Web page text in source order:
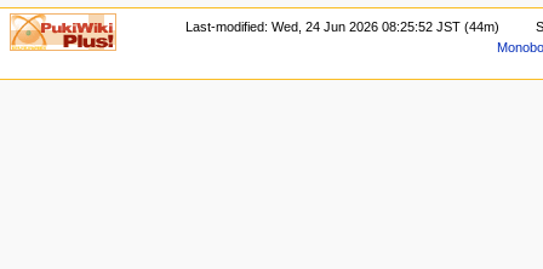
Last-modified: Wed, 24 Jun 2026 08:25:52 JST (44m)